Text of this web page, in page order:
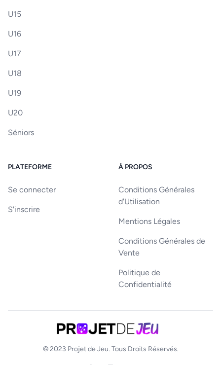
U15
U16
U17
U18
U19
U20
Séniors
PLATEFORME
Se connecter
S'inscrire
À PROPOS
Conditions Générales
d'Utilisation
Mentions Légales
Conditions Générales de
Vente
Politique de
Confidentialité
© 2023 Projet de Jeu. Tous Droits Réservés.